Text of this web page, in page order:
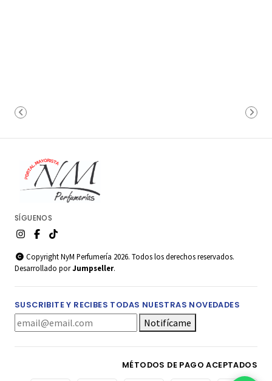
SÍGUENOS
Copyright NyM Perfumería 2026. Todos los derechos reservados.
Desarrollado porJumpseller.
SUSCRIBITE Y RECIBES TODAS NUESTRAS NOVEDADES
Notifícame
MÉTODOS DE PAGO ACEPTADOS